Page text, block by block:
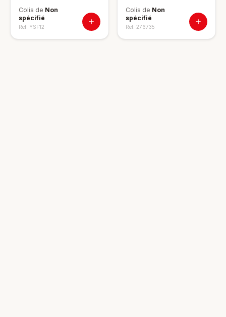
Colis de Non
spécifié
Ref. YSF12
Colis de Non
spécifié
Ref. 276735